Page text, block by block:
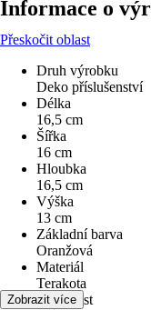
Informace o
Přeskočit oblast
Druh výrobku
Deko příslušenství
Délka
16,5 cm
Šířka
16 cm
Hloubka
16,5 cm
Výška
13 cm
Základní barva
Oranžová
Materiál
Terakota
Hmotnost
Zobrazit více